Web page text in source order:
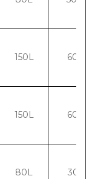
150L
150L
80L